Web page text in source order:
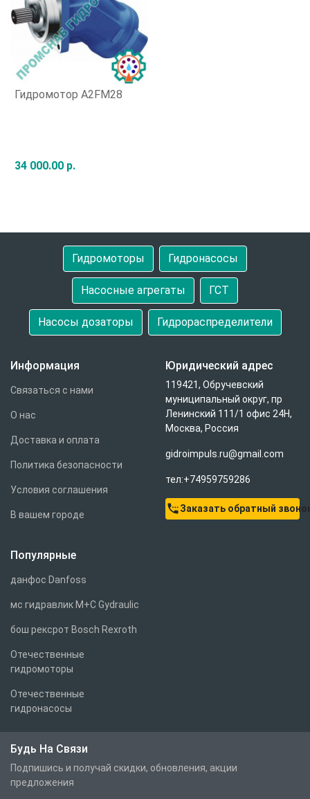
Гидромотор A2FM28
34 000.00 р.
Гидромоторы Гидронасосы
Насосные агрегаты ГСТ
Насосы дозаторы Гидрораспределители
Информация
Связаться с нами
О нас
Доставка и оплата
Политика безопасности
Условия соглашения
В вашем городе
Юридический адрес
119421, Обручевский
муниципальный округ, пр
Ленинский 111/1 офис 24Н,
Москва, Россия
gidroimpuls.ru@gmail.com
тел:+74959759286
settings_phoneЗаказать обратный
Популярные
данфос Danfoss
мс гидравлик M+C Gydraulic
бош рексрот Bosch Rexroth
Отечественные
гидромоторы
Отечественные
гидронасосы
Будь На Связи
Подпишись и получай скидки, обновления, акции
предложения